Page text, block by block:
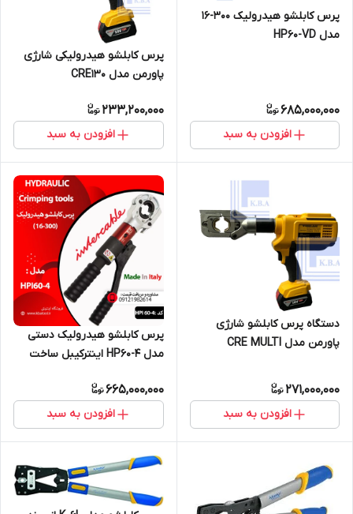
پرس کابلشو هیدرولیک 300-16
مدل HP60-VD
685,000,000
افزودن به سبد
پرس کابلشو هیدرولیکی شارژی
پاورمن مدل CRE130
233,200,000
افزودن به سبد
دستگاه پرس کابلشو شارژی
پاورمن مدل CRE MULTI
271,000,000
افزودن به سبد
پرس کابلشو هیدرولیک دستی
مدل HP60-4 اینترکیبل ساخت
665,000,000
افزودن به سبد